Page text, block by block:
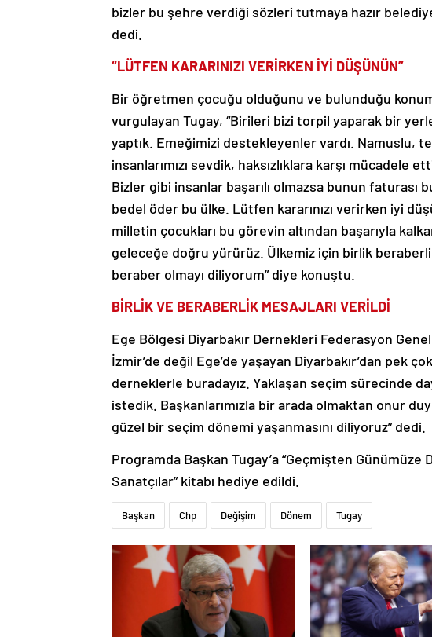
bizler bu şehre verdiği sözleri tutmaya hazır
dedi.
“LÜTFEN KARARINIZI VERİRKEN İYİ DÜŞÜNÜN”
Bir öğretmen çocuğu olduğunu ve bulunduğu
vurgulayan Tugay, “Birileri bizi torpil yaparak bir
yaptık. Emeğimizi destekleyenler vardı. Namuslu,
insanlarımızı sevdik, haksızlıklara karşı mücadele
Bizler gibi insanlar başarılı olmazsa bunun faturası
bedel öder bu ülke. Lütfen kararınızı verirken iyi
milletin çocukları bu görevin altından başarıyla
geleceğe doğru yürürüz. Ülkemiz için birlik
beraber olmayı diliyorum” diye konuştu.
BİRLİK VE BERABERLİK MESAJLARI VERİLDİ
Ege Bölgesi Diyarbakır Dernekleri Federasyon
İzmir’de değil Ege’de yaşayan Diyarbakır’dan pek
derneklerle buradayız. Yaklaşan seçim sürecinde
istedik. Başkanlarımızla bir arada olmaktan onur
güzel bir seçim dönemi yaşanmasını diliyoruz” dedi.
Programda Başkan Tugay’a “Geçmişten Günümüze
Sanatçılar” kitabı hediye edildi.
Başkan Chp Değişim Dönem Tugay